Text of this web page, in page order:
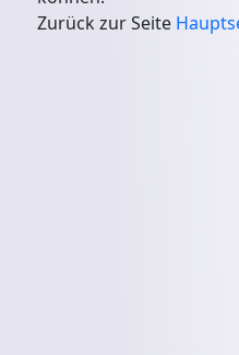
Zurück zur Seite